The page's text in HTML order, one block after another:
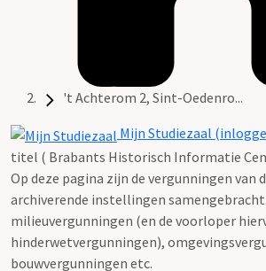
't Achterom 2, Sint-Oedenro...
Mijn Studiezaal
titel ( Brabants Historisch Informatie
Op deze pagina zijn de vergunningen van
archiverende instellingen
milieuvergunningen (en de voorloper
hinderwetvergunningen),
bouwvergunningen etc.